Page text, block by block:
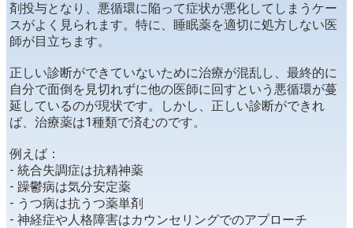
剤投与となり、悪循環に陥って症状が悪化してしまうケー
スがよく見られます。特に、睡眠薬を適切に処方しない医
師が目立ちます。
正しい診断ができていないために治療が混乱し、最終的に
自分で面倒を見切れずに他の医師に回すという悪循環が蔓
延しているのが現状です。しかし、正しい診断ができれ
ば、治療薬は1種類で済むのです。
例えば：
- 統合失調症は抗精神薬
- 躁鬱病は気分安定薬
- うつ病は抗うつ薬単剤
- 神経症や人格障害はカウンセリングでのアプローチ